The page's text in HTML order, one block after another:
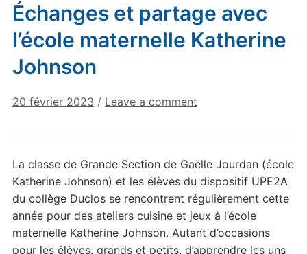
Échanges et partage avec
l’école maternelle Katherine
Johnson
20 février 2023 / Leave a comment
La classe de Grande Section de Gaëlle Jourdan (école
Katherine Johnson) et les élèves du dispositif UPE2A
du collège Duclos se rencontrent régulièrement cette
année pour des ateliers cuisine et jeux à l’école
maternelle Katherine Johnson. Autant d’occasions
pour les élèves, grands et petits, d’apprendre les uns